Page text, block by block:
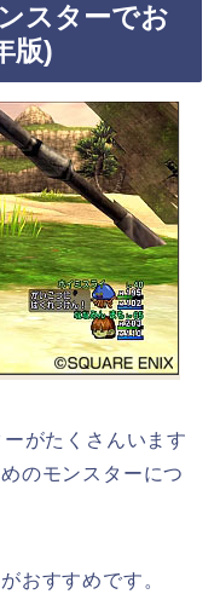
スターでお
版)
がたくさんいます
のモンスターにつ
おすすめです。